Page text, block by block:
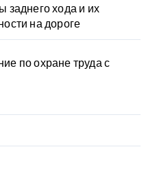
заднего хода и их
на дороге
по охране труда с